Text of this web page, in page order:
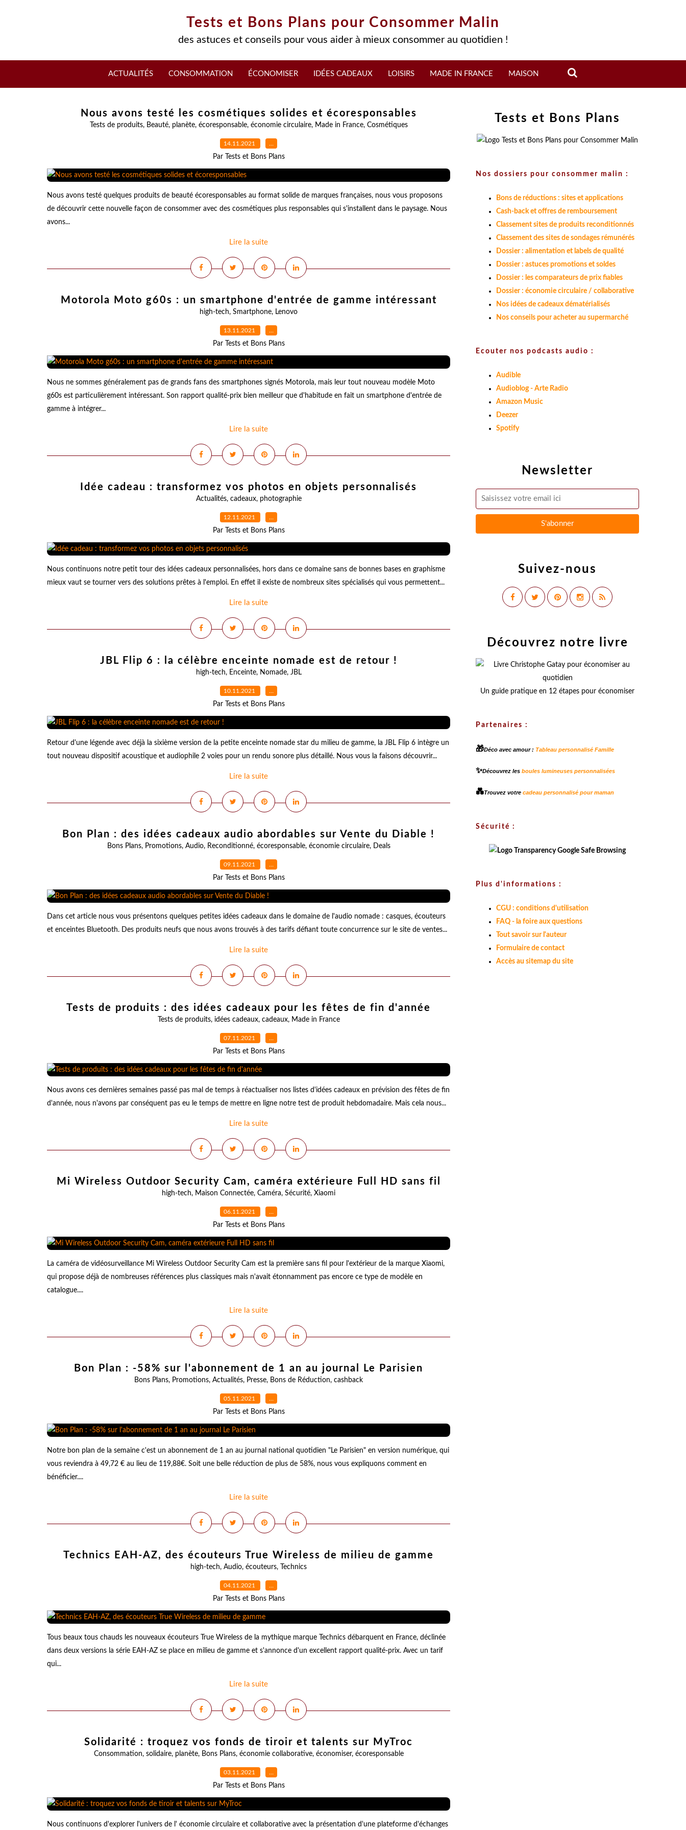
Tests et Bons Plans pour Consommer Malin
des astuces et conseils pour vous aider à mieux consommer au quotidien !
ACTUALITÉS CONSOMMATION ÉCONOMISER IDÉES CADEAUX LOISIRS MADE IN FRANCE MAISON
Nous avons testé les cosmétiques solides et écoresponsables
Tests de produits, Beauté, planète, écoresponsable, économie circulaire, Made in France, Cosmétiques
14.11.2021 …
Par Tests et Bons Plans
Nous avons testé quelques produits de beauté écoresponsables au format solide de marques françaises, nous vous proposons
de découvrir cette nouvelle façon de consommer avec des cosmétiques plus responsables qui s'installent dans le paysage. Nous
avons...
Lire la suite
Motorola Moto g60s : un smartphone d'entrée de gamme intéressant
high-tech, Smartphone, Lenovo
13.11.2021 …
Par Tests et Bons Plans
Nous ne sommes généralement pas de grands fans des smartphones signés Motorola, mais leur tout nouveau modèle Moto
g60s est particulièrement intéressant. Son rapport qualité-prix bien meilleur que d'habitude en fait un smartphone d'entrée de
gamme à intégrer...
Lire la suite
Idée cadeau : transformez vos photos en objets personnalisés
Actualités, cadeaux, photographie
12.11.2021 …
Par Tests et Bons Plans
Nous continuons notre petit tour des idées cadeaux personnalisées, hors dans ce domaine sans de bonnes bases en graphisme
mieux vaut se tourner vers des solutions prêtes à l'emploi. En effet il existe de nombreux sites spécialisés qui vous permettent...
Lire la suite
JBL Flip 6 : la célèbre enceinte nomade est de retour !
high-tech, Enceinte, Nomade, JBL
10.11.2021 …
Par Tests et Bons Plans
Retour d'une légende avec déjà la sixième version de la petite enceinte nomade star du milieu de gamme, la JBL Flip 6 intègre un
tout nouveau dispositif acoustique et audiophile 2 voies pour un rendu sonore plus détaillé. Nous vous la faisons découvrir...
Lire la suite
Bon Plan : des idées cadeaux audio abordables sur Vente du Diable !
Bons Plans, Promotions, Audio, Reconditionné, écoresponsable, économie circulaire, Deals
09.11.2021 …
Par Tests et Bons Plans
Dans cet article nous vous présentons quelques petites idées cadeaux dans le domaine de l'audio nomade : casques, écouteurs
et enceintes Bluetooth. Des produits neufs que nous avons trouvés à des tarifs défiant toute concurrence sur le site de ventes...
Lire la suite
Tests de produits : des idées cadeaux pour les fêtes de fin d'année
Tests de produits, idées cadeaux, cadeaux, Made in France
07.11.2021 …
Par Tests et Bons Plans
Nous avons ces dernières semaines passé pas mal de temps à réactualiser nos listes d'idées cadeaux en prévision des fêtes de fin
d'année, nous n'avons par conséquent pas eu le temps de mettre en ligne notre test de produit hebdomadaire. Mais cela nous...
Lire la suite
Mi Wireless Outdoor Security Cam, caméra extérieure Full HD sans fil
high-tech, Maison Connectée, Caméra, Sécurité, Xiaomi
06.11.2021 …
Par Tests et Bons Plans
La caméra de vidéosurveillance Mi Wireless Outdoor Security Cam est la première sans fil pour l'extérieur de la marque Xiaomi,
qui propose déjà de nombreuses références plus classiques mais n'avait étonnamment pas encore ce type de modèle en
catalogue....
Lire la suite
Bon Plan : -58% sur l'abonnement de 1 an au journal Le Parisien
Bons Plans, Promotions, Actualités, Presse, Bons de Réduction, cashback
05.11.2021 …
Par Tests et Bons Plans
Notre bon plan de la semaine c'est un abonnement de 1 an au journal national quotidien "Le Parisien" en version numérique, qui
vous reviendra à 49,72 € au lieu de 119,88€. Soit une belle réduction de plus de 58%, nous vous expliquons comment en
bénéficier....
Lire la suite
Technics EAH-AZ, des écouteurs True Wireless de milieu de gamme
high-tech, Audio, écouteurs, Technics
04.11.2021 …
Par Tests et Bons Plans
Tous beaux tous chauds les nouveaux écouteurs True Wireless de la mythique marque Technics débarquent en France, déclinée
dans deux versions la série EAH-AZ se place en milieu de gamme et s'annonce d'un excellent rapport qualité-prix. Avec un tarif
qui...
Lire la suite
Solidarité : troquez vos fonds de tiroir et talents sur MyTroc
Consommation, solidaire, planète, Bons Plans, économie collaborative, économiser, écoresponsable
03.11.2021 …
Par Tests et Bons Plans
Nous continuons d'explorer l'univers de l' économie circulaire et collaborative avec la présentation d'une plateforme d'échanges
Newsletter
Suivez-nous
Tests et Bons Plans
Nos dossiers pour consommer malin :
Bons de réductions : sites et applications
Cash-back et offres de remboursement
Classement sites de produits reconditionnés
Classement des sites de sondages rémunérés
Dossier : alimentation et labels de qualité
Dossier : astuces promotions et soldes
Dossier : les comparateurs de prix fiables
Dossier : économie circulaire / collaborative
Nos idées de cadeaux dématérialisés
Nos conseils pour acheter au supermarché
Ecouter nos podcasts audio :
Audible
Audioblog - Arte Radio
Amazon Music
Deezer
Spotify
Découvrez notre livre
Un guide pratique en 12 étapes pour économiser
Partenaires :
🎁Déco avec amour : Tableau personnalisé Famille
✨Découvrez les boules lumineuses personnalisées
💑Trouvez votre cadeau personnalisé pour maman
Sécurité :
Plus d'informations :
CGU : conditions d'utilisation
FAQ - la foire aux questions
Tout savoir sur l'auteur
Formulaire de contact
Accès au sitemap du site